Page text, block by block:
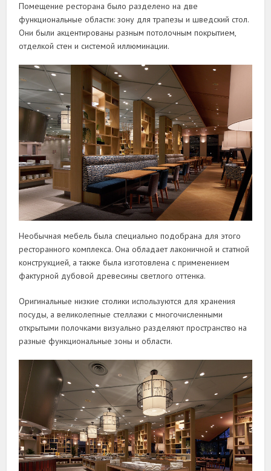
Помещение ресторана было разделено на две
функциональные области: зону для трапезы и шведский стол.
Они были акцентированы разным потолочным покрытием,
отделкой стен и системой иллюминации.
Необычная мебель была специально подобрана для этого
ресторанного комплекса. Она обладает лаконичной и статной
конструкцией, а также была изготовлена с применением
фактурной дубовой древесины светлого оттенка.
Оригинальные низкие столики используются для хранения
посуды, а великолепные стеллажи с многочисленными
открытыми полочками визуально разделяют пространство на
разные функциональные зоны и области.